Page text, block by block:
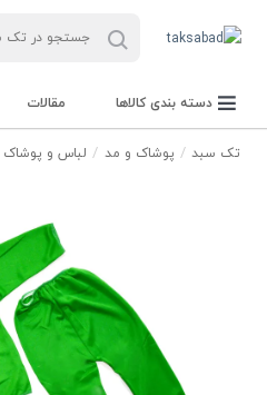
دسته بندی کالاها مقالات
تک سبد پوشاک و مد لباس و پوشاک